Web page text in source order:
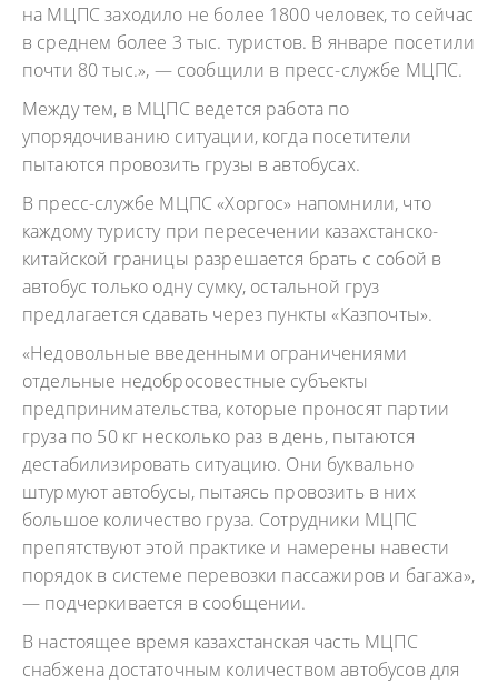
на МЦПС заходило не более 1800 человек, то сейчас
в среднем более 3 тыс. туристов. В январе посетили
почти 80 тыс.», — сообщили в пресс-службе МЦПС.
Между тем, в МЦПС ведется работа по
упорядочиванию ситуации, когда посетители
пытаются провозить грузы в автобусах.
В пресс-службе МЦПС «Хоргос» напомнили, что
каждому туристу при пересечении казахстанско-
китайской границы разрешается брать с собой в
автобус только одну сумку, остальной груз
предлагается сдавать через пункты «Казпочты».
«Недовольные введенными ограничениями
отдельные недобросовестные субъекты
предпринимательства, которые проносят партии
груза по 50 кг несколько раз в день, пытаются
дестабилизировать ситуацию. Они буквально
штурмуют автобусы, пытаясь провозить в них
большое количество груза. Сотрудники МЦПС
препятствуют этой практике и намерены навести
порядок в системе перевозки пассажиров и багажа»,
— подчеркивается в сообщении.
В настоящее время казахстанская часть МЦПС
снабжена достаточным количеством автобусов для